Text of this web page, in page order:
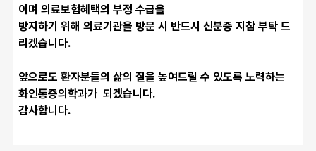
이며 의료보험혜택의 부정 수급을
방지하기 위해 의료기관을 방문 시 반드시 신분증 지참 부탁 드
리겠습니다.
앞으로도 환자분들의 삶의 질을 높여드릴 수 있도록 노력하는
화인통증의학과가  되겠습니다.
감사합니다.